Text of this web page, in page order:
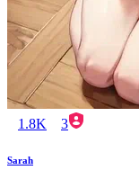
1.8K 3
Sarah